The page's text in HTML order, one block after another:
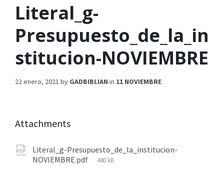
Literal_g-
Presupuesto_de_la_in
stitucion-NOVIEMBRE
22 enero, 2021 by GADBIBLIAN in 11 NOVIEMBRE
Attachments
Literal_g-Presupuesto_de_la_institucion-
NOVIEMBRE.pdf
440 kB